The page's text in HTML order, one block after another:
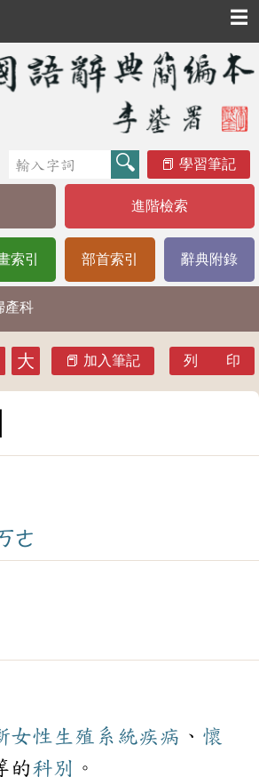
☰
學習筆記
進階檢索
索引 部首索引 辭典附錄
產科
大 加入筆記 列 印
ㄜ
女性 生殖 系統疾病 、 懷
的科別 。